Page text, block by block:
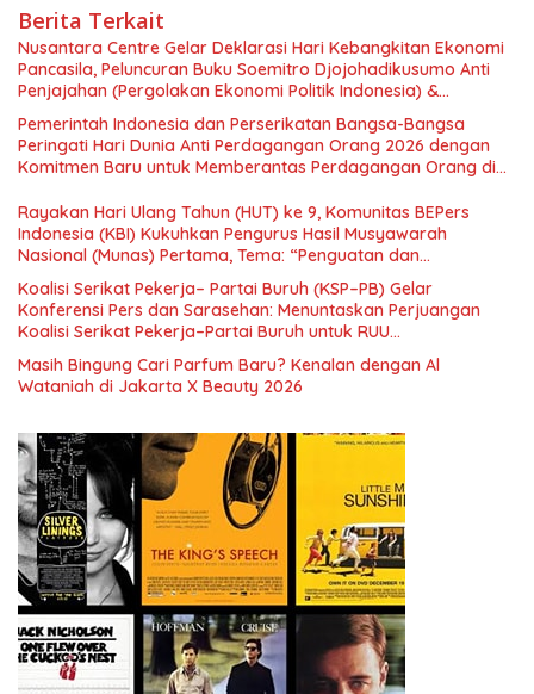
Berita Terkait
Nusantara Centre Gelar Deklarasi Hari Kebangkitan Ekonomi
Pancasila, Peluncuran Buku Soemitro Djojohadikusumo Anti
Penjajahan (Pergolakan Ekonomi Politik Indonesia) &
Simposium Nasional “Urgensi Undang-Undang Perekonomian
Nasional dan Kesejahteraan Sosial dalam Menata Bangsa
Menuju Indonesia Emas 2045”,
Pemerintah Indonesia dan Perserikatan Bangsa-Bangsa
Peringati Hari Dunia Anti Perdagangan Orang 2026 dengan
Komitmen Baru untuk Memberantas Perdagangan Orang di
Rayakan Hari Ulang Tahun (HUT) ke 9, Komunitas BEPers
Indonesia (KBI) Kukuhkan Pengurus Hasil Musyawarah
Nasional (Munas) Pertama, Tema: “Penguatan dan
Pengembangan Organisasi KBI yang Berbasis Riset di seluruh
Indonesia dan Mancanegara”.
Koalisi Serikat Pekerja– Partai Buruh (KSP–PB) Gelar
Konferensi Pers dan Sarasehan: Menuntaskan Perjuangan
Koalisi Serikat Pekerja–Partai Buruh untuk RUU
Ketenagakerjaan Baru.
Masih Bingung Cari Parfum Baru? Kenalan dengan Al
Wataniah di Jakarta X Beauty 2026